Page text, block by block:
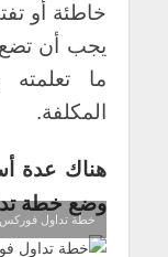
خاطئة أو
يجب أن
ما تعلمته
المكلفة.
هناك عدة
وضع خطة
خطة تداول فوركس